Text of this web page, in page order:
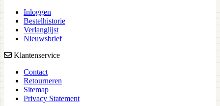
Inloggen
Bestelhistorie
Verlanglijst
Nieuwsbrief
Klantenservice
Contact
Retourneren
Sitemap
Privacy Statement